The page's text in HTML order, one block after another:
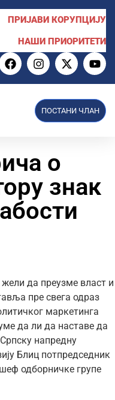
ПРИЈАВИ КОРУПЦИЈУ
НАШИ ПРИОРИТЕТИ
ПОСТАНИ ЧЛАН
о
знак
да преузме власт и
пре свега одраз
маркетинга
да ли да наставе да
напредну
Блиц потпредседник
одборничке групе